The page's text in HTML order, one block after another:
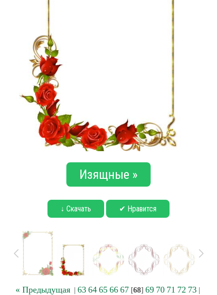
Изящные »
↓ Скачать ✔ Нравится
« Предыдущая| 63 64 65 66 67[68] 69 70 71 72 73|